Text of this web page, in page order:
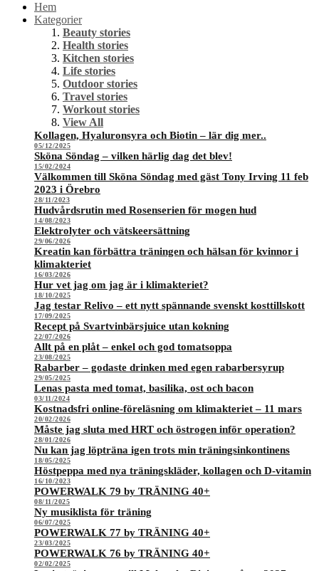
Hem
Kategorier
Beauty stories
Health stories
Kitchen stories
Life stories
Outdoor stories
Travel stories
Workout stories
View All
Kollagen, Hyaluronsyra och Biotin – lär dig mer..
05/12/2025
Sköna Söndag – vilken härlig dag det blev!
15/02/2024
Välkommen till Sköna Söndag med gäst Tony Irving 11 feb
2023 i Örebro
28/11/2023
Hudvårdsrutin med Rosenserien för mogen hud
14/08/2023
Elektrolyter och vätskeersättning
29/06/2026
Kreatin kan förbättra träningen och hälsan för kvinnor i
klimakteriet
16/03/2026
Hur vet jag om jag är i klimakteriet?
18/10/2025
Jag testar Relivo – ett nytt spännande svenskt kosttillskott
17/09/2025
Recept på Svartvinbärsjuice utan kokning
22/07/2026
Allt på en plåt – enkel och god tomatsoppa
23/08/2025
Rabarber – godaste drinken med egen rabarbersyrup
29/05/2025
Lenas pasta med tomat, basilika, ost och bacon
03/11/2024
Kostnadsfri online-föreläsning om klimakteriet – 11 mars
20/02/2026
Måste jag sluta med HRT och östrogen inför operation?
28/01/2026
Nu kan jag löpträna igen trots min träningsinkontinens
18/05/2025
Höstpeppa med nya träningskläder, kollagen och D-vitamin
16/10/2023
POWERWALK 79 by TRÄNING 40+
08/11/2025
Ny musiklista för träning
06/07/2025
POWERWALK 77 by TRÄNING 40+
23/03/2025
POWERWALK 76 by TRÄNING 40+
02/02/2025